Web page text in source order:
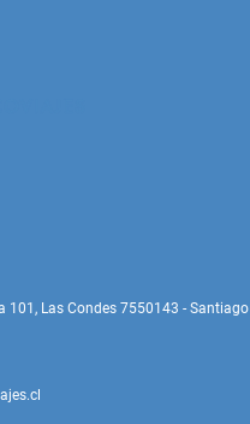
101, Las Condes 7550143 - Santiago